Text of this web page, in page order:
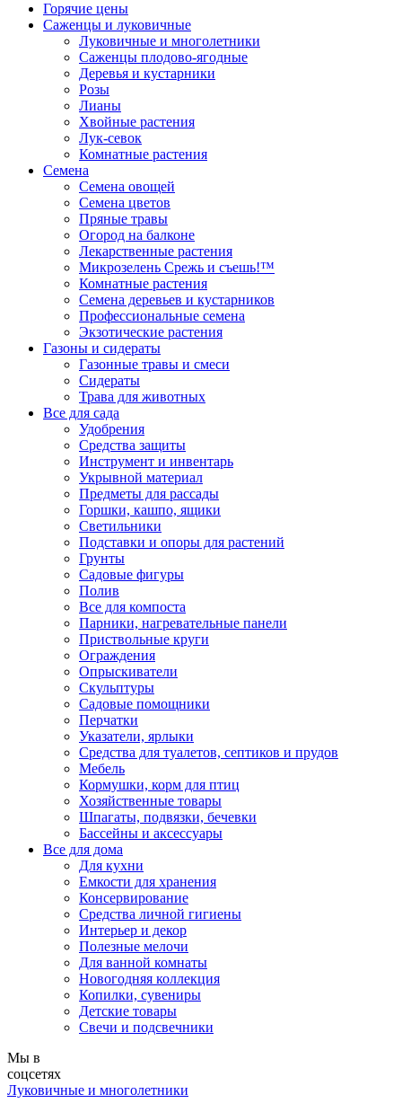
Горячие цены
Саженцы и луковичные
Луковичные и многолетники
Саженцы плодово-ягодные
Деревья и кустарники
Розы
Лианы
Хвойные растения
Лук-севок
Комнатные растения
Семена
Семена овощей
Семена цветов
Пряные травы
Огород на балконе
Лекарственные растения
Микрозелень Срежь и съешь!™
Комнатные растения
Семена деревьев и кустарников
Профессиональные семена
Экзотические растения
Газоны и сидераты
Газонные травы и смеси
Сидераты
Трава для животных
Все для сада
Удобрения
Средства защиты
Инструмент и инвентарь
Укрывной материал
Предметы для рассады
Горшки, кашпо, ящики
Светильники
Подставки и опоры для растений
Грунты
Садовые фигуры
Полив
Все для компоста
Парники, нагревательные панели
Приствольные круги
Ограждения
Опрыскиватели
Скульптуры
Садовые помощники
Перчатки
Указатели, ярлыки
Средства для туалетов, септиков и прудов
Мебель
Кормушки, корм для птиц
Хозяйственные товары
Шпагаты, подвязки, бечевки
Бассейны и аксессуары
Все для дома
Для кухни
Емкости для хранения
Консервирование
Средства личной гигиены
Интерьер и декор
Полезные мелочи
Для ванной комнаты
Новогодняя коллекция
Копилки, сувениры
Детские товары
Свечи и подсвечники
Мы в
соцсетях
Луковичные и многолетники